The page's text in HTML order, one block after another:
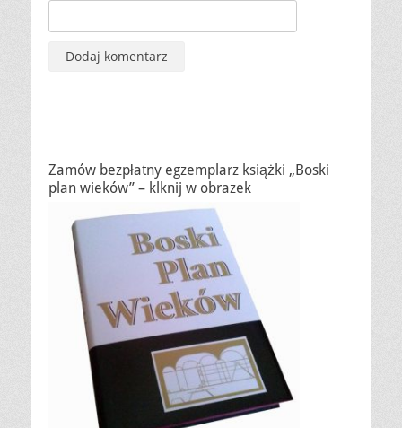
Zamów bezpłatny egzemplarz książki „Boski
plan wieków” – klknij w obrazek